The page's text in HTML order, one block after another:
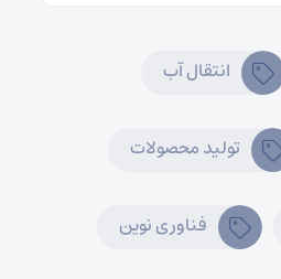
انتقال آب
تولید محصولات
فناوری نوین